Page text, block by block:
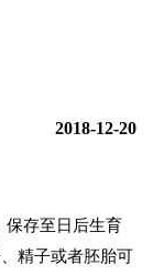
2018-12-20
保存至日后生育
精子或者胚胎可